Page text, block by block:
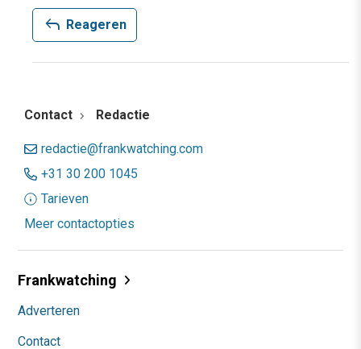
reply Reageren
Contact Redactie
redactie@frankwatching.com
+31 30 200 1045
Tarieven
Meer contactopties
Frankwatching
Adverteren
Contact